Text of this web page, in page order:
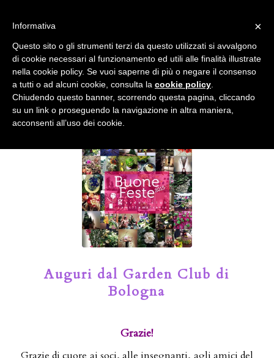
Il Blog del Garden Club di Bologna
Auguri dal Garden Club di
Bologna
Grazie!
accetta l'uso dei cookies previsto nella pagina dedicata.
Fai clic per abilitare/disabilitare il tracciamento di
Google Analytics.
OK Privacy e cookie policy
×
Informativa
Questo sito o gli strumenti terzi da questo utilizzati si avvalgono
di cookie necessari al funzionamento ed utili alle finalità illustrate
nella cookie policy. Se vuoi saperne di più o negare il consenso
a tutti o ad alcuni cookie, consulta la cookie policy
Chiudendo questo banner, scorrendo questa pagina, cliccando
su un link o proseguendo la navigazione in altra maniera,
acconsenti all’uso dei cookie.